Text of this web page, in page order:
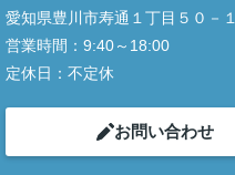
愛知県豊川市寿通１丁目５０－１
営業時間： 9:40～18:00
定休日： 不定休
お問い合わせ